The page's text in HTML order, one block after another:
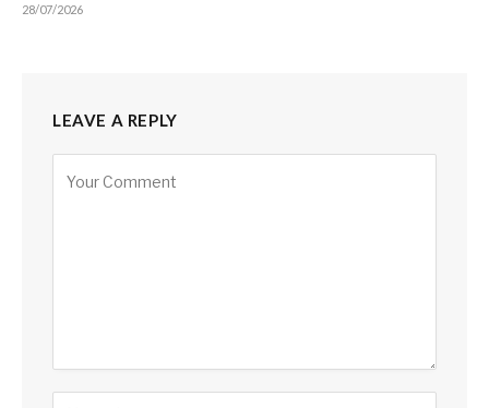
28/07/2026
LEAVE A REPLY